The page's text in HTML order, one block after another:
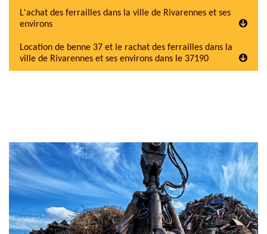
L'achat des ferrailles dans la ville de Rivarennes et ses
environs
Location de benne 37 et le rachat des ferrailles dans la
ville de Rivarennes et ses environs dans le 37190